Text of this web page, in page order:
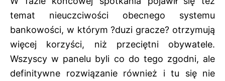
temat nieuczciwości obecnego systemu
bankowości, w którym ?duzi gracze? otrzymują
więcej korzyści, niż przeciętni obywatele.
Wszyscy w panelu byli co do tego zgodni, ale
definitywne rozwiązanie również i tu się nie